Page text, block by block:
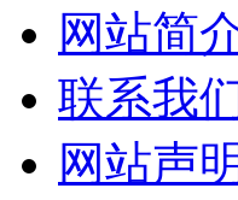
网站简
联系我
网站声明